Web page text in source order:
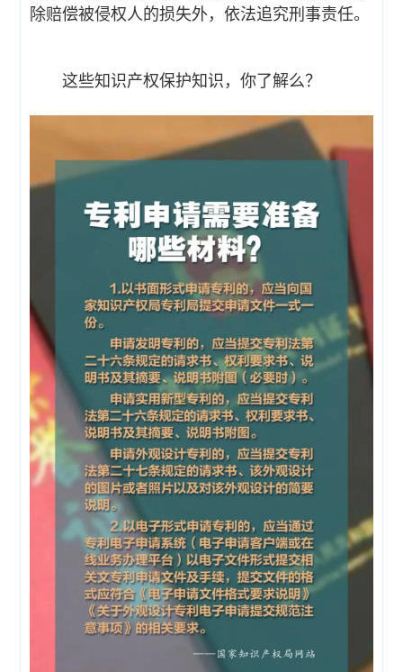
除赔偿被侵权人的损失外，依法追究刑事责任。
这些知识产权保护知识，你了解么？